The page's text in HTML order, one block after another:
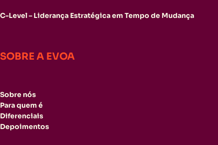
C-Level – Liderança Estratégica em Tempo de Mudança
SOBRE A EVOA
Sobre nós
Para quem é
Diferenciais
Depoimentos